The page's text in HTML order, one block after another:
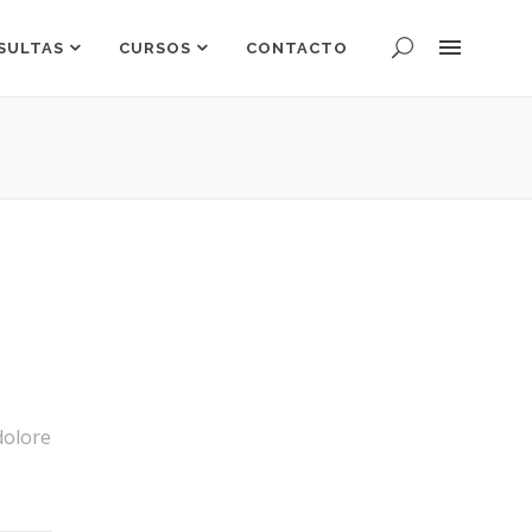
CURSOS CONTACTO